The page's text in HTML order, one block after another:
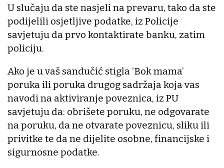
U slučaju da ste nasjeli na prevaru, tako da ste
podijelili osjetljive podatke, iz Policije
savjetuju da prvo kontaktirate banku, zatim
policiju.
Ako je u vaš sandučić stigla ‘Bok mama’
poruka ili poruka drugog sadržaja koja vas
navodi na aktiviranje poveznica, iz PU
savjetuju da: obrišete poruku, ne odgovarate
na poruku, da ne otvarate poveznicu, sliku ili
privitke te da ne dijelite osobne, financijske i
sigurnosne podatke.